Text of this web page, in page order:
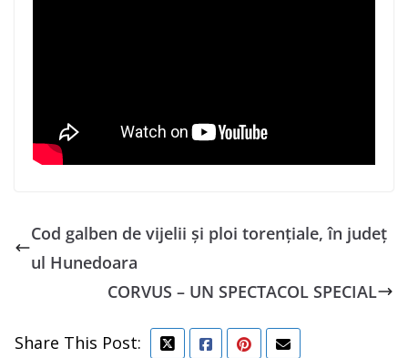
Cod galben de vijelii și ploi torențiale, în județ
ul Hunedoara
CORVUS – UN SPECTACOL SPECIAL
Share This Post: